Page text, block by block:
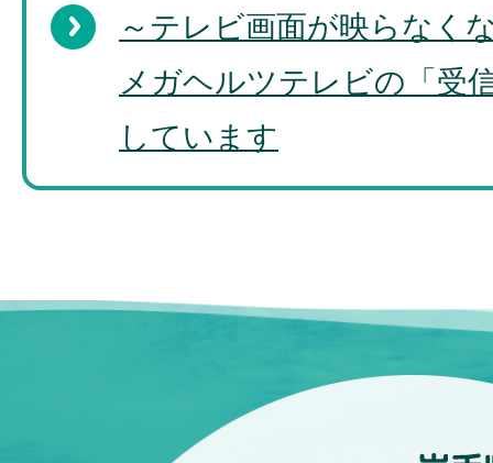
～テレビ画面が映らなく
メガヘルツテレビの「受
しています